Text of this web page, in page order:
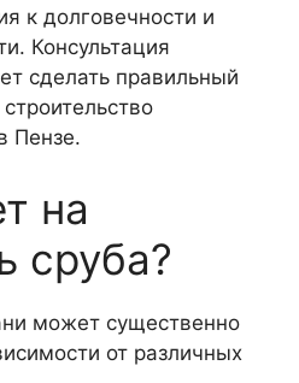
к долговечности и
Консультация
сделать правильный
Пензе.
на
сруба?
может существенно
от различных